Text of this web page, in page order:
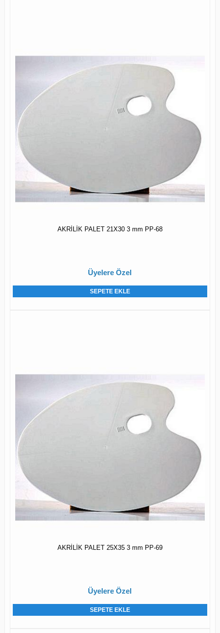
AKRİLİK PALET 21X30 3 mm PP-68
Üyelere Özel
SEPETE EKLE
AKRİLİK PALET 25X35 3 mm PP-69
Üyelere Özel
SEPETE EKLE